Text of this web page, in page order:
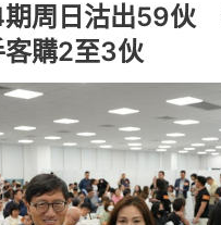
期周日沽出59伙
購2至3伙